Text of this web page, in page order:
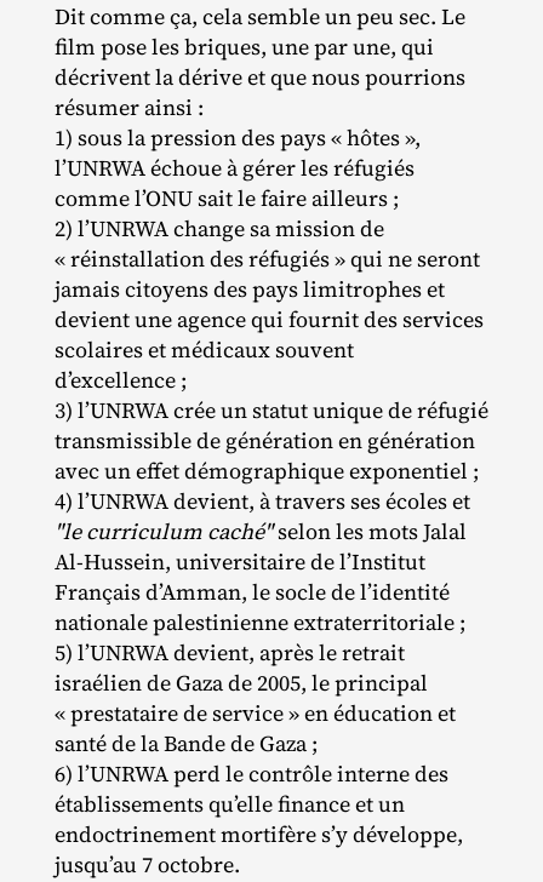
Dit comme ça, cela semble un peu sec. Le
film pose les briques, une par une, qui
décrivent la dérive et que nous pourrions
résumer ainsi :
1) sous la pression des pays « hôtes »,
l’UNRWA échoue à gérer les réfugiés
comme l’ONU sait le faire ailleurs ;
2) l’UNRWA change sa mission de
« réinstallation des réfugiés » qui ne seront
jamais citoyens des pays limitrophes et
devient une agence qui fournit des services
scolaires et médicaux souvent
d’excellence ;
3) l’UNRWA crée un statut unique de réfugié
transmissible de génération en génération
avec un effet démographique exponentiel ;
4) l’UNRWA devient, à travers ses écoles et
"le curriculum caché"selon les mots Jalal
Al‐​Hussein, universitaire de l’Institut
Français d’Amman, le socle de l’identité
nationale palestinienne extraterritoriale ;
5) l’UNRWA devient, après le retrait
israélien de Gaza de 2005, le principal
« prestataire de service » en éducation et
santé de la Bande de Gaza ;
6) l’UNRWA perd le contrôle interne des
établissements qu’elle finance et un
endoctrinement mortifère s’y développe,
jusqu’au 7 octobre.